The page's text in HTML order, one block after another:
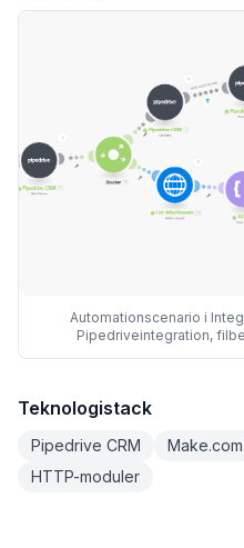
Automationscenario i
Pipedriveintegration,
Teknologistack
Pipedrive CRM Make.com
HTTP-moduler